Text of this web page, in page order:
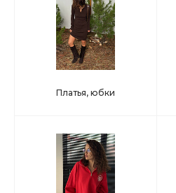
Платья, юбки